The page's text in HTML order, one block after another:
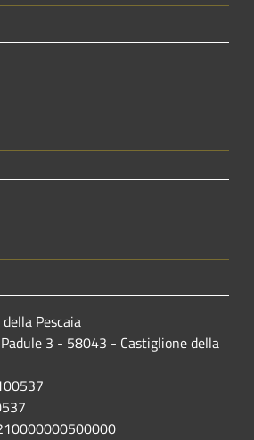
Pescaia
3 - 58043 - Castiglione della